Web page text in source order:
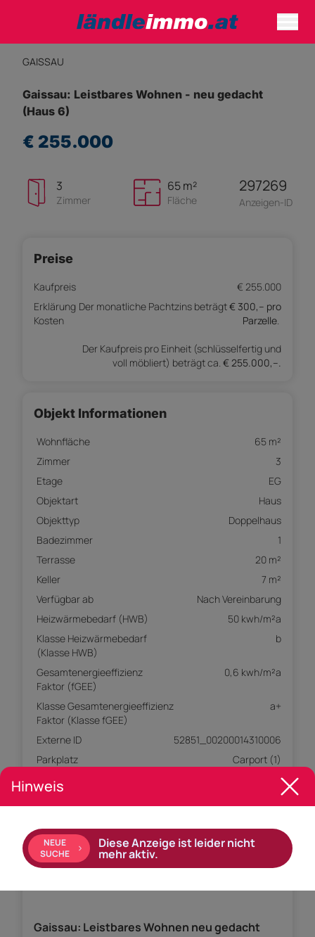
GAISSAU
Gaissau: Leistbares Wohnen - neu gedacht
(Haus 6)
€ 255.000
3
Zimmer
65 m²
Fläche
297269
Anzeigen-ID
Preise
Kaufpreis
€ 255.000
Erklärung
Kosten
Der monatliche Pachtzins beträgt€ 300,-- pro
Parzelle.
Der Kaufpreis pro Einheit (schlüsselfertig und
voll möbliert) beträgt ca. € 255.000,--.
Objekt Informationen
Wohnfläche
65 m²
Zimmer
3
Etage
EG
Objektart
Haus
Objekttyp
Doppelhaus
Badezimmer
1
Terrasse
20 m²
Keller
7 m²
Verfügbar ab
Nach Vereinbarung
Heizwärmebedarf (HWB)
50 kwh/m²a
Klasse Heizwärmebedarf
(Klasse HWB)
b
Gesamtenergieeffizienz
Faktor (fGEE)
0,6 kwh/m²a
Klasse Gesamtenergieeffizienz
Faktor (Klasse fGEE)
a+
Externe ID
52851_00200014310006
Parkplatz
Carport (1)
Gaissau: Leistbares Wohnen neu gedacht
Hinweis
NEUE
SUCHE
Diese Anzeige ist leider nicht
mehr aktiv.